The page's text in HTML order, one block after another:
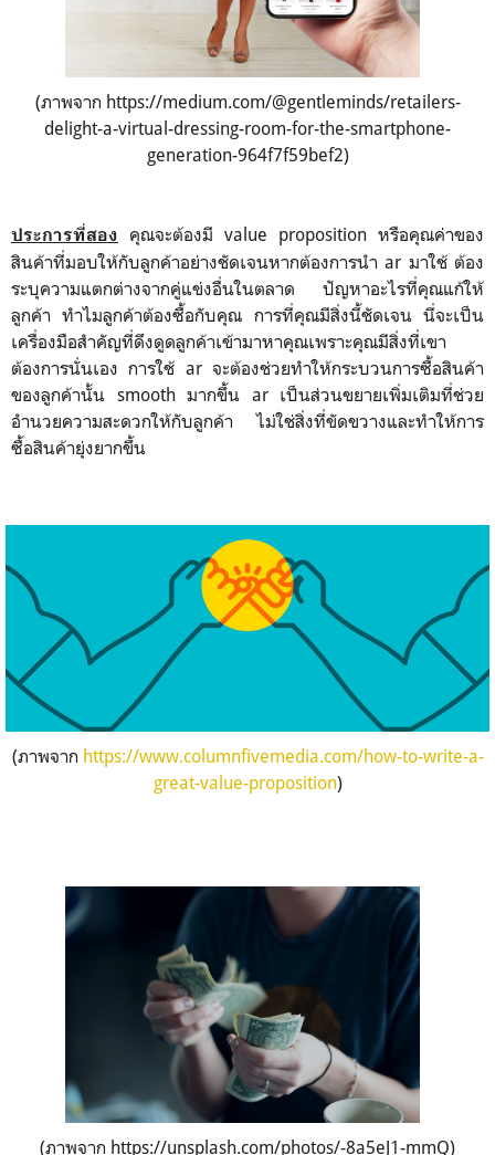
(ภาพจาก https://medium.com/@gentleminds/retailers-
delight-a-virtual-dressing-room-for-the-smartphone-
generation-964f7f59bef2)
ประการที่สอง คุณจะต้องมี value proposition หรือคุณค่าของ
สินค้าที่มอบให้กับลูกค้าอย่างชัดเจนหากต้องการนำ ar มาใช้ ต้อง
ระบุความแตกต่างจากคู่แข่งอื่นในตลาด ปัญหาอะไรที่คุณแก้ให้
ลูกค้า ทำไมลูกค้าต้องซื้อกับคุณ การที่คุณมีสิ่งนี้ชัดเจน นี่จะเป็น
เครื่องมือสำคัญที่ดึงดูดลูกค้าเข้ามาหาคุณเพราะคุณมีสิ่งที่เขา
ต้องการนั่นเอง การใช้ ar จะต้องช่วยทำให้กระบวนการซื้อสินค้า
ของลูกค้านั้น smooth มากขึ้น ar เป็นส่วนขยายเพิ่มเติมที่ช่วย
อำนวยความสะดวกให้กับลูกค้า ไม่ใช่สิ่งที่ขัดขวางและทำให้การ
ซื้อสินค้ายุ่งยากขึ้น
(ภาพจาก https://www.columnfivemedia.com/how-to-write-a-
great-value-proposition)
(ภาพจาก https://unsplash.com/photos/-8a5eJ1-mmQ)